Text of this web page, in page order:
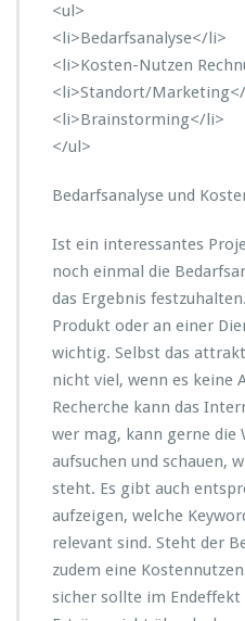
<ul>
<li>Bedarfsanalyse</li>
<li>Kosten-Nutzen
<li>Standort/
<li>Brainstorming</li>
</ul>
Bedarfsanalyse und
Ist ein interessantes
noch einmal die
das Ergebnis
Produkt oder an einer
wichtig. Selbst das
nicht viel, wenn es keine
Recherche kann das
wer mag, kann gerne die
aufsuchen und schauen,
steht. Es gibt auch
aufzeigen, welche
relevant sind. Steht der
zudem eine
sicher sollte im Endeffekt